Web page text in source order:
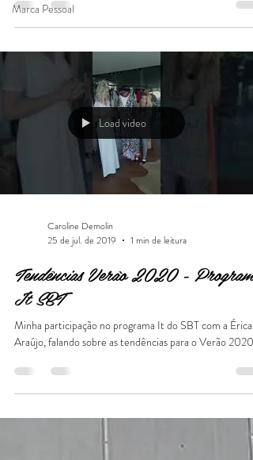
Marca Pessoal
Load video
Caroline Demolin
25 de jul. de 2019
1 min de leitura
Tendências Verão 2020 - Programa
It SBT
Minha participação no programa It do SBT com a Érica
Araújo, falando sobre as tendências para o Verão 2020.